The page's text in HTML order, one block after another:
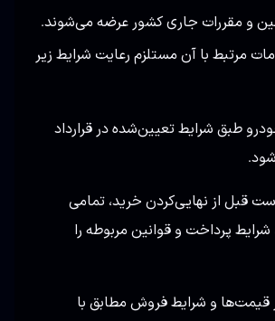
و مقررات جاری کشور عرضه می‌شوند.
مرتبط با آن مستلزم رعایت شرایط زیر
طبق شرایط تعیین‌شده در قرارداد
قبل از نهایی‌کردن خرید، تمامی
پرداخت و قوانین مربوطه را
قیمت‌ها و شرایط فروش مطابق با